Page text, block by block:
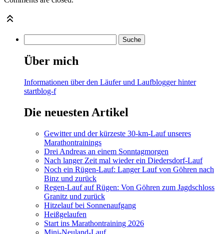
Über mich
Informationen über den Läufer und Laufblogger hinter
startblog-f
Die neuesten Artikel
Gewitter und der kürzeste 30-km-Lauf unseres
Marathontrainings
Drei Andreas an einem Sonntagmorgen
Nach langer Zeit mal wieder ein Diedersdorf-Lauf
Noch ein Rügen-Lauf: Langer Lauf von Göhren nach
Binz und zurück
Regen-Lauf auf Rügen: Von Göhren zum Jagdschloss
Granitz und zurück
Hitzelauf bei Sonnenaufgang
Heißgelaufen
Start ins Marathontraining 2026